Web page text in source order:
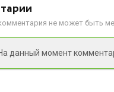
не может быть
данный момент